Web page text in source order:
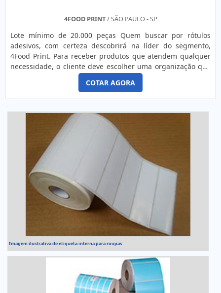
4FOOD PRINT/ SÃO PAULO - SP
Lote mínimo de 20.000 peças Quem buscar por rótulos
adesivos, com certeza descobrirá na líder do segmento,
4Food Print. Para receber produtos que atendem qualquer
necessidade, o cliente deve escolher uma organização que
se destaque por um bom suporte pré-venda e tenha ampla
experiência no ramo.MAIS DETALHES INTERESSANTES
SOBRE RÓTULOS ADESIVOSQuem precisa de rótulos
serviços, consegue encont...
COTAR AGORA
Imagem ilustrativa de etiqueta interna para roupas